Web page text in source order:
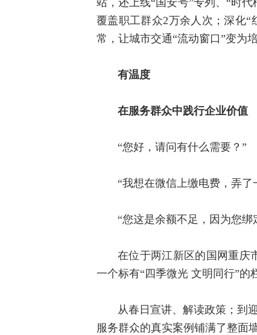
站，还上线“国安号”专列、“时
覆盖职工群众2万余人次；深化“
常，让城市交通“流动窗口”变为
有温度
在服务群众中践行企业价值
“您好，请问有什么需要？”
“我想在微信上缴电费，弄
“您这是余额不足，因为您
在位于两江新区的国网重庆
一个标有“四季微光 文明同行”的
从春日宣讲、解读政策；到
服务群众的真实案例铺满了整面墙